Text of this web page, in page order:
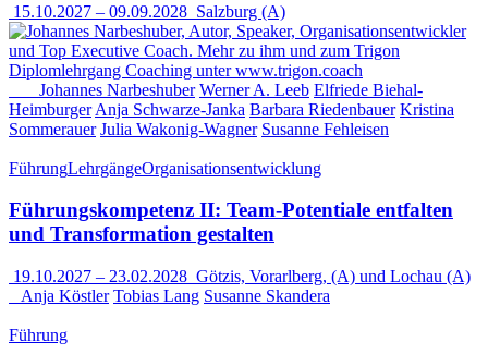
15.10.2027 – 09.09.2028 Salzburg (A)
Johannes Narbeshuber Werner A. Leeb Elfriede Biehal-
Heimburger Anja Schwarze-Janka Barbara Riedenbauer Kristina
Sommerauer Julia Wakonig-Wagner Susanne Fehleisen
FührungLehrgängeOrganisationsentwicklung
Führungskompetenz II: Team-Potentiale entfalten
und Transformation gestalten
19.10.2027 – 23.02.2028 Götzis, Vorarlberg, (A) und Lochau (A)
Anja Köstler Tobias Lang Susanne Skandera
Führung